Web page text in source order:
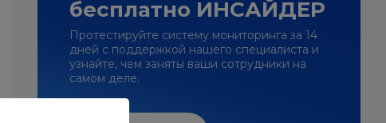
бесплатно ИНСАЙДЕР
Протестируйте систему мониторинга за 14
дней с поддержкой нашего специалиста и
узнайте, чем заняты ваши сотрудники на
самом деле.